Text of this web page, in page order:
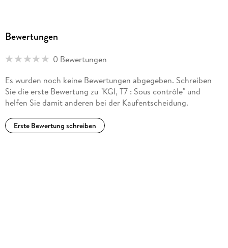
Bewertungen
0 Bewertungen
Es wurden noch keine Bewertungen abgegeben. Schreiben
Sie die erste Bewertung zu "KGI, T7 : Sous contrôle" und
helfen Sie damit anderen bei der Kaufentscheidung.
Erste Bewertung schreiben